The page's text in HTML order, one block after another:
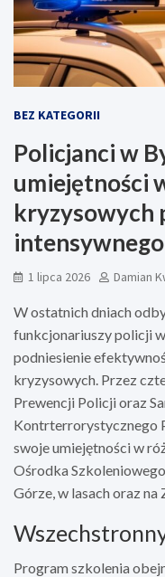
BEZ KATEGORII
Policjanci w
umiejętności
kryzysowych
1 lipca 2026 Damian
W ostatnich dniach
funkcjonariuszy policji
podniesienie
kryzysowych. Przez
Prewencji Policji oraz
Kontrterrorystycznego
swoje umiejętności w
Ośrodka
Górze, w lasach oraz
Program szkolenia